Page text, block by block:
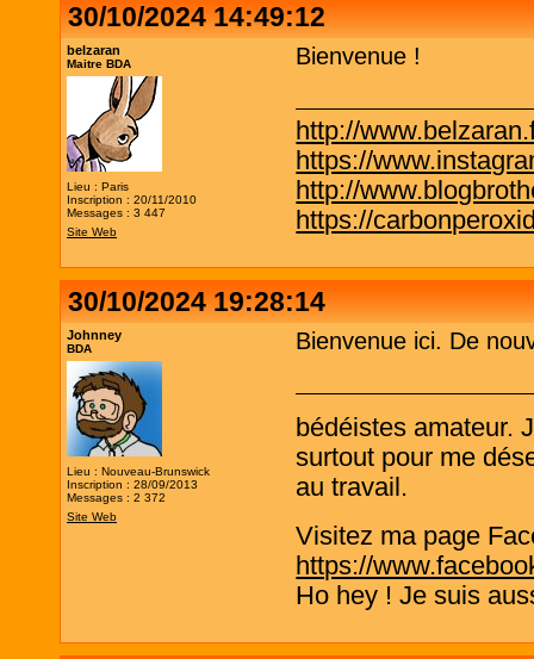
30/10/2024 14:49:12
belzaran
Maitre BDA
Lieu : Paris
Inscription : 20/11/2010
Messages : 3 447
Site Web
Bienvenue !
http://
https://
http://
https://
30/10/2024 19:28:14
Johnney
BDA
Lieu : Nouveau-Brunswick
Inscription : 28/09/2013
Messages : 2 372
Site Web
Bienvenue ici. De
bédéistes amateur.
surtout pour me
au travail.
Visitez ma page
https://
Ho hey ! Je suis